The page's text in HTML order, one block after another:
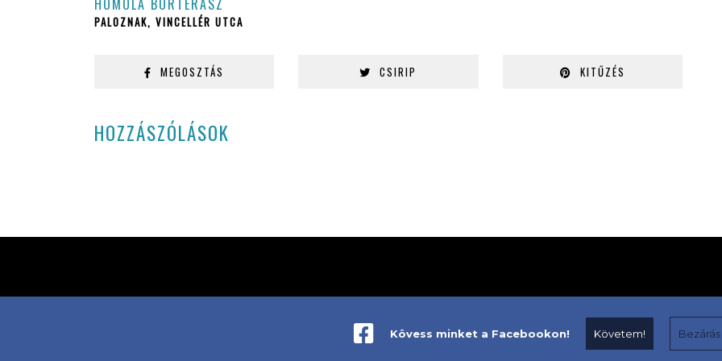
HOMOLA BORTERASZ
PALOZNAK, VINCELLÉR UTCA
MEGOSZTÁS CSIRIP KITŰZÉS
HOZZÁSZÓLÁSOK
Kövess minket a Facebookon! Követem! Bezárás